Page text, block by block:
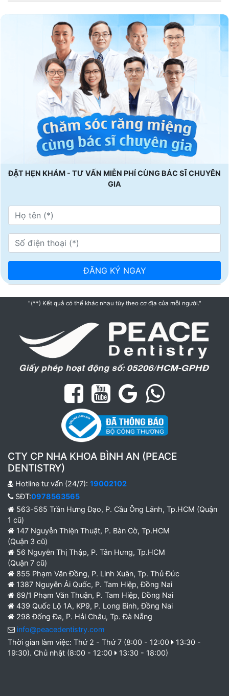
ĐẶT HẸN KHÁM - TƯ VẤN MIỄN PHÍ CÙNG BÁC SĨ CHUYÊN
GIA
"(**) Kết quả có thể khác nhau tùy theo cơ địa của mỗi người."
CTY CP NHA KHOA BÌNH AN (PEACE
DENTISTRY)
Hotline tư vấn (24/7): 19002102
SĐT:0978563565
563-565 Trần Hưng Đạo, P. Cầu Ông Lãnh, Tp.HCM (Quận
1 cũ)
147 Nguyễn Thiện Thuật, P. Bàn Cờ, Tp.HCM
(Quận 3 cũ)
56 Nguyễn Thị Thập, P. Tân Hưng, Tp.HCM
(Quận 7 cũ)
855 Phạm Văn Đồng, P. Linh Xuân, Tp. Thủ Đức
1387 Nguyễn Ái Quốc, P. Tam Hiệp, Đồng Nai
69/1 Phạm Văn Thuận, P. Tam Hiệp, Đồng Nai
439 Quốc Lộ 1A, KP9, P. Long Bình, Đồng Nai
298 Đống Đa, P. Hải Châu, Tp. Đà Nẵng
info@peacedentistry.com
Thời gian làm việc: Thứ 2 - Thứ 7 (8:00 - 12:00
13:30 -
19:30). Chủ nhật (8:00 - 12:00
13:30 - 18:00)